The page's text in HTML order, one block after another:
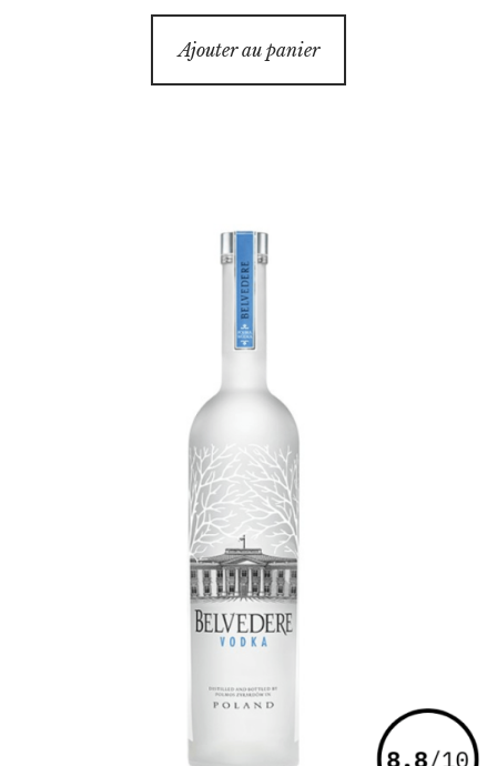
Ajouter au panier